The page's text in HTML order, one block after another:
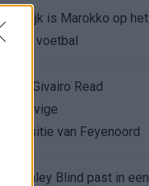
is Marokko op het
alleen voetbal
op Givairo Read
stevige
van Feyenoord
Daley Blind past in een